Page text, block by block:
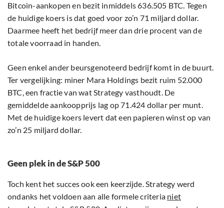
Bitcoin-aankopen en bezit inmiddels 636.505 BTC. Tegen
de huidige koers is dat goed voor zo’n 71 miljard dollar.
Daarmee heeft het bedrijf meer dan drie procent van de
totale voorraad in handen.
Geen enkel ander beursgenoteerd bedrijf komt in de buurt.
Ter vergelijking: miner Mara Holdings bezit ruim 52.000
BTC, een fractie van wat Strategy vasthoudt. De
gemiddelde aankoopprijs lag op 71.424 dollar per munt.
Met de huidige koers levert dat een papieren winst op van
zo’n 25 miljard dollar.
Geen plek in de S&P 500
Toch kent het succes ook een keerzijde. Strategy werd
ondanks het voldoen aan alle formele criteria niet